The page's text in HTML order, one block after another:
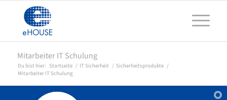
Mitarbeiter IT Schulung
Du bist hier: Startseite / IT Sicherheit / Sicherheitsprodukte /
Mitarbeiter IT Schulung